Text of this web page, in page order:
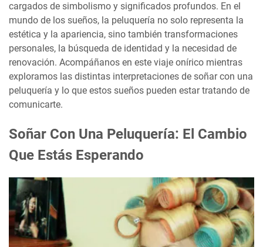
cargados de simbolismo y significados profundos. En el
mundo de los sueños, la peluquería no solo representa la
estética y la apariencia, sino también transformaciones
personales, la búsqueda de identidad y la necesidad de
renovación. Acompáñanos en este viaje onírico mientras
exploramos las distintas interpretaciones de soñar con una
peluquería y lo que estos sueños pueden estar tratando de
comunicarte.
Soñar Con Una Peluquería: El Cambio
Que Estás Esperando